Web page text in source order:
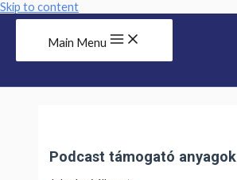
Skip to content
Main Menu
Podcast támogató anyagok